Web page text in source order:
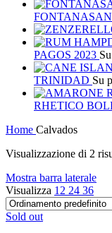
PAGOS 2023
TRINIDAD Su
RHETICO
Home Calvados
Visualizzazione di 2
Mostra barra laterale
Visualizza 12 24 36
Sold out